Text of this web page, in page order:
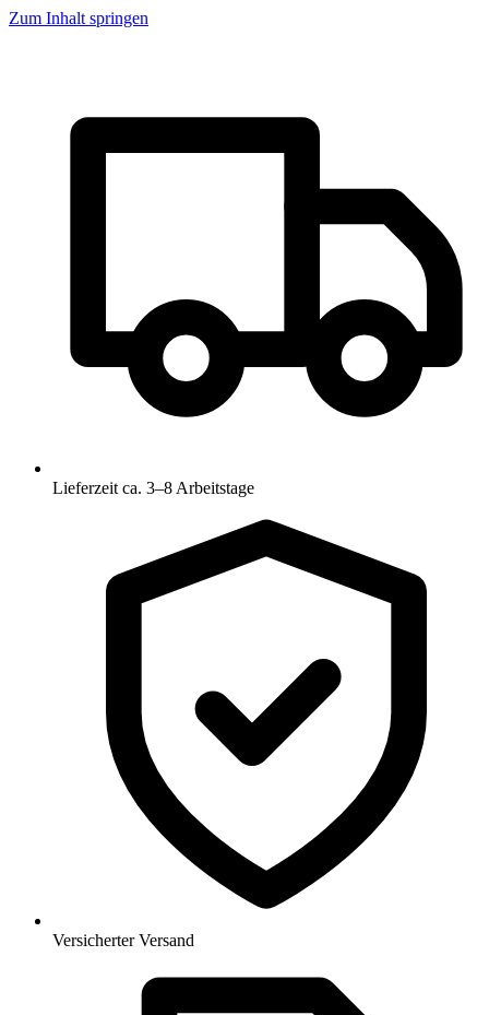
Zum Inhalt springen
Lieferzeit ca. 3–8 Arbeitstage
Versicherter Versand